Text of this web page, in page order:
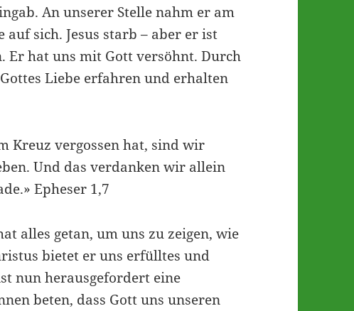
An unserer Stelle nahm er am
auf sich. Jesus starb – aber er ist
Er hat uns mit Gott versöhnt. Durch
Liebe erfahren und erhalten
Kreuz vergossen hat, sind wir
Und das verdanken wir allein
Epheser 1,7
alles getan, um uns zu zeigen, wie
bietet er uns erfülltes und
nun herausgefordert eine
beten, dass Gott uns unseren